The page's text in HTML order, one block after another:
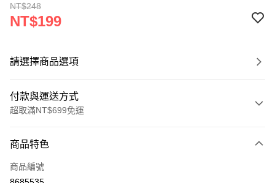
NT$248
NT$199
請選擇商品選項
付款與運送方式
超取滿NT$699免運
信用卡一次付款
超商取貨付款
商品特色
商品編號